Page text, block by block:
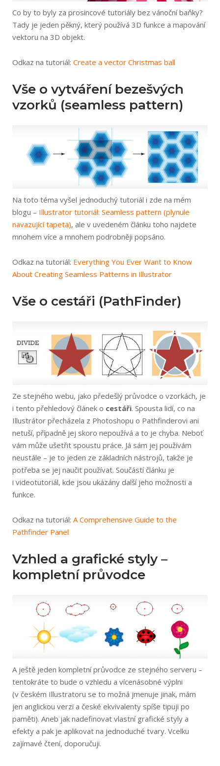
Co by to byly za prosincové tutoriály bez vánoční baňky?
Tady je jeden pěkný, který používá 3D funkce a mapování
vektoru na 3D objekt.
Odkaz na tutoriál: Create a vector Christmas ball
Vše o vytváření bezešvých
vzorků (seamless pattern)
Na toto téma vyšel jednoduchý tutoriál i zde na mém
blogu – Illustrator tutoriál: Seamless pattern (plynule
navazující tapeta), ale v uvedeném článku toho najdete
mnohem více a mnohem podrobněji popsáno.
Odkaz na tutoriál: Everything You Ever Want to Know
About Creating Seamless Patterns in Illustrator
Vše o cestáři (PathFinder)
Ze stejného webu, jako předešlý průvodce o vzorkách, je
i tento přehledový článek o cestáři. Spousta lidí, co na
Illustrátor přecházela z Photoshopu o Pathfinderovi ani
netuší, případně jej skoro nepoužívá a to je chyba. Neboť
vám může ušetřit spoustu práce. Já sám jej používám
neustále – je to jeden ze základních nástrojů, takže je
potřeba se jej naučit používat. Součástí článku je
i videotutoriál, kde jsou ukázány další jeho možnosti a
funkce.
Odkaz na tutoriál: A Comprehensive Guide to the
Pathfinder Panel
Vzhled a grafické styly –
kompletní průvodce
A ještě jeden kompletní průvodce ze stejného serveru –
tentokráte to bude o vzhledu a vícenásobné výplni
(v českém Illustratoru se to možná jmenuje jinak, mám
jen anglickou verzi a české ekvivalenty spíše tipuji po
paměti). Aneb jak nadefinovat vlastní grafické styly a
efekty a pak je aplikovat na jednoduché tvary. Vcelku
zajímavé čtení, doporučuji.